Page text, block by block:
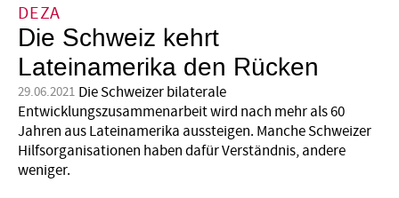
DEZA
Die Schweiz kehrt
Lateinamerika den Rücken
29.06.2021 Die Schweizer bilaterale
Entwicklungszusammenarbeit wird nach mehr als 60
Jahren aus Lateinamerika aussteigen. Manche Schweizer
Hilfsorganisationen haben dafür Verständnis, andere
weniger.